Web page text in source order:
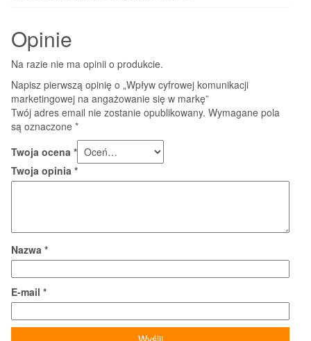
Opinie
Na razie nie ma opinii o produkcie.
Napisz pierwszą opinię o „Wpływ cyfrowej komunikacji
marketingowej na angażowanie się w markę”
Twój adres email nie zostanie opublikowany. Wymagane pola
są oznaczone *
Twoja ocena *
Twoja opinia *
Nazwa *
E-mail *